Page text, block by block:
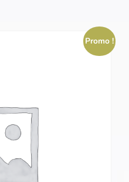
Promo !